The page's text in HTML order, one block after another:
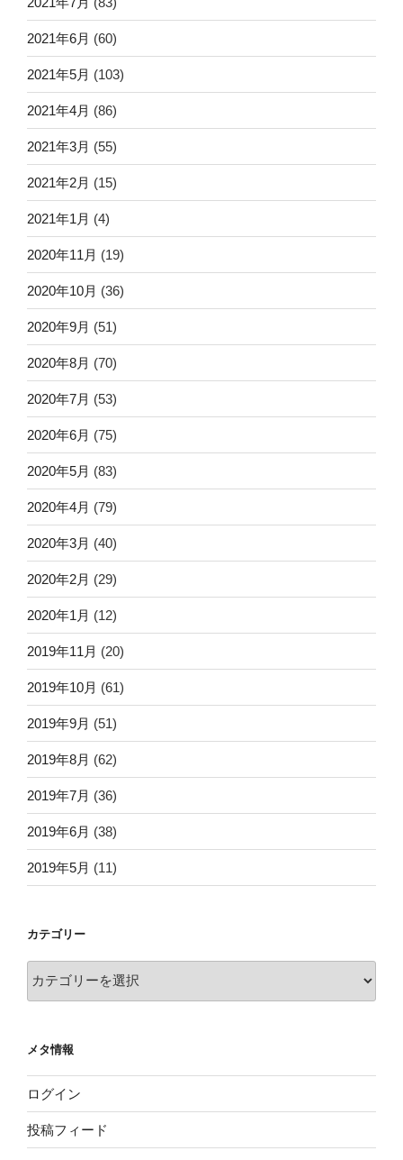
2021年6月 (60)
2021年5月 (103)
2021年4月 (86)
2021年3月 (55)
2021年2月 (15)
2021年1月 (4)
2020年11月 (19)
2020年10月 (36)
2020年9月 (51)
2020年8月 (70)
2020年7月 (53)
2020年6月 (75)
2020年5月 (83)
2020年4月 (79)
2020年3月 (40)
2020年2月 (29)
2020年1月 (12)
2019年11月 (20)
2019年10月 (61)
2019年9月 (51)
2019年8月 (62)
2019年7月 (36)
2019年6月 (38)
2019年5月 (11)
カテゴリー
テ
ー
メタ情報
ログイン
投稿フィード